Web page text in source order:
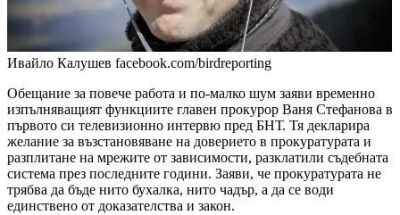
Ивайло Калушев facebook.com/birdreporting
Обещание за повече работа и по-малко шум заяви временно
изпълняващият функциите главен прокурор Ваня Стефанова в
първото си телевизионно интервю пред БНТ. Тя декларира
желание за възстановяване на доверието в прокуратурата и
разплитане на мрежите от зависимости, разклатили съдебната
система през последните години. Заяви, че прокуратурата не
трябва да бъде нито бухалка, нито чадър, а да се води
единствено от доказателства и закон.